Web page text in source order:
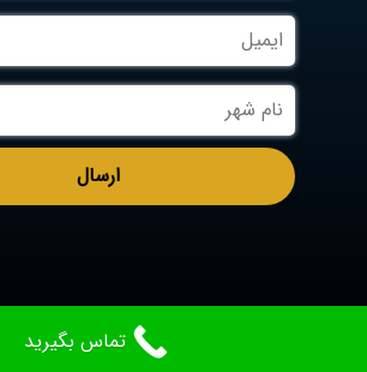
Designed ByAradcable.comتماس بگیرید